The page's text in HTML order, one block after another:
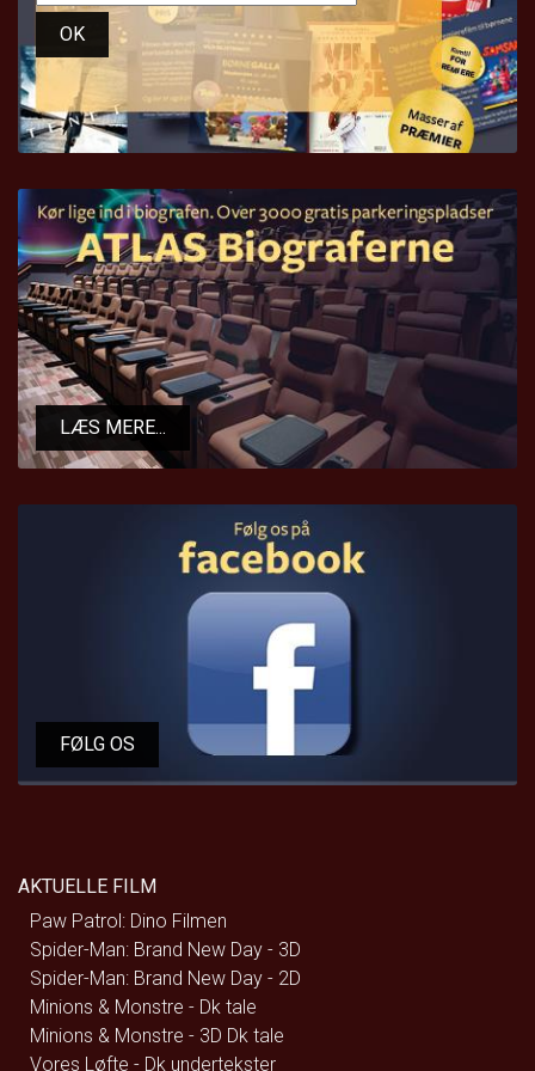
OK
LÆS MERE...
FØLG OS
AKTUELLE FILM
Paw Patrol: Dino Filmen
Spider-Man: Brand New Day - 3D
Spider-Man: Brand New Day - 2D
Minions & Monstre - Dk tale
Minions & Monstre - 3D Dk tale
Vores Løfte - Dk undertekster